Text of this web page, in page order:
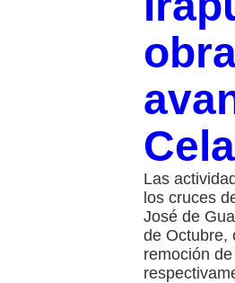
Las
los cruces
José de
de Octubre,
remoción